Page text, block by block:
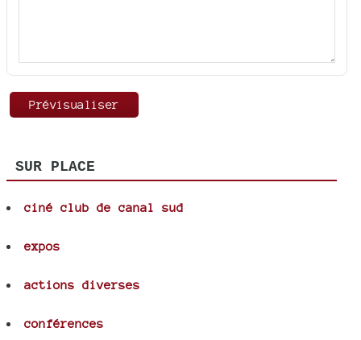
SUR PLACE
ciné club de canal sud
expos
actions diverses
conférences